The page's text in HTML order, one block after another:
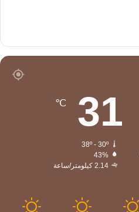
31
℃
38º - 30º
43%
2.14 كيلومتر/ساعة